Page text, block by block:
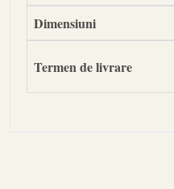
Dimensiuni
Termen de livrare